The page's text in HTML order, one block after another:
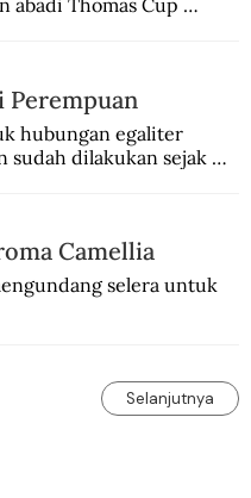
abadi Thomas Cup
Perempuan
hubungan egaliter
sudah dilakukan sejak
Camellia
selera untuk
Selanjutnya